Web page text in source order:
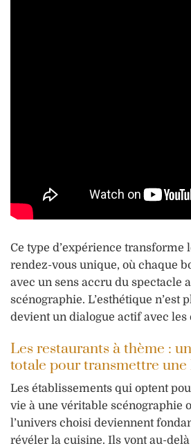
Ce type d’expérience transforme
rendez-vous unique, où chaque
avec un sens accru du spectacle
scénographie. L’esthétique n’est
devient un dialogue actif avec les
Les restaurants à thème :
totale pour transmettre
Les établissements qui optent
vie à une véritable scénographie
l’univers choisi deviennent
révéler la cuisine. Ils vont au-